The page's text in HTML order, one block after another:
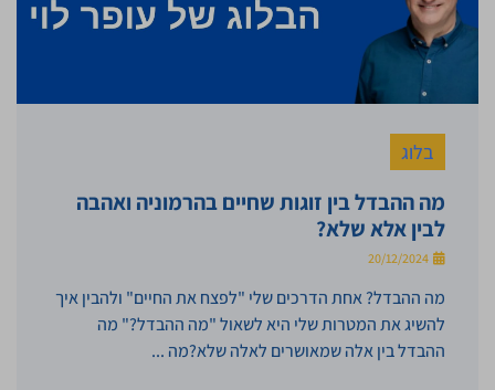
בלוג
מה ההבדל בין זוגות שחיים בהרמוניה ואהבה
לבין אלא שלא?
מה ההבדל? אחת הדרכים שלי "לפצח את החיים" ולהבין איך
להשיג את המטרות שלי היא לשאול "מה ההבדל?" מה
ההבדל בין אלה שמאושרים לאלה שלא?מה ...